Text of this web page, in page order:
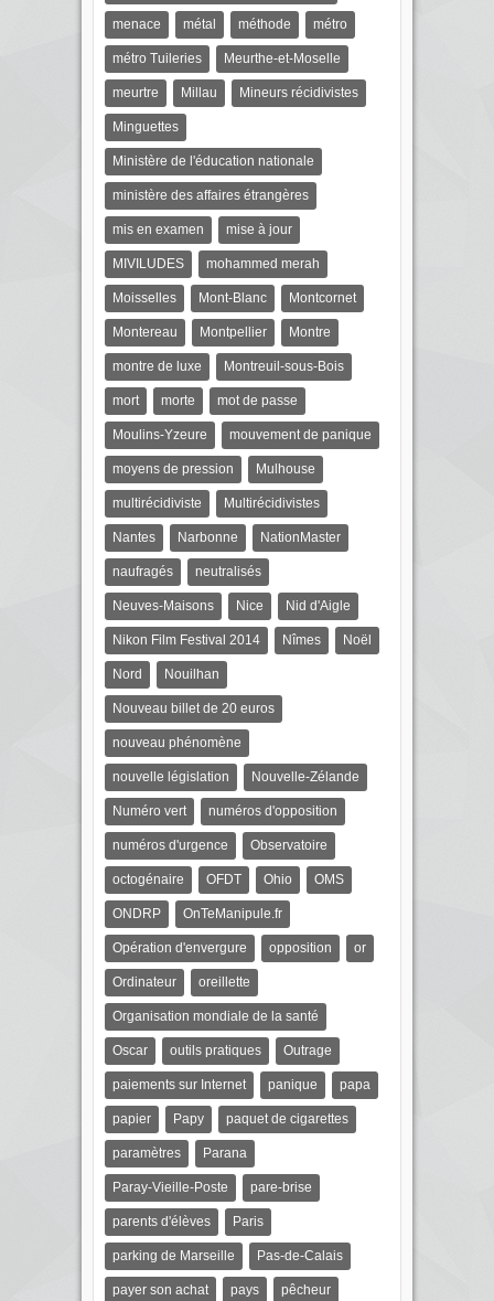
menace métal méthode métro
métro Tuileries Meurthe-et-Moselle
meurtre Millau Mineurs récidivistes
Minguettes
Ministère de l'éducation nationale
ministère des affaires étrangères
mis en examen mise à jour
MIVILUDES mohammed merah
Moisselles Mont-Blanc Montcornet
Montereau Montpellier Montre
montre de luxe Montreuil-sous-Bois
mort morte mot de passe
Moulins-Yzeure mouvement de panique
moyens de pression Mulhouse
multirécidiviste Multirécidivistes
Nantes Narbonne NationMaster
naufragés neutralisés
Neuves-Maisons Nice Nid d'Aigle
Nikon Film Festival 2014 Nîmes Noël
Nord Nouilhan
Nouveau billet de 20 euros
nouveau phénomène
nouvelle législation Nouvelle-Zélande
Numéro vert numéros d'opposition
numéros d'urgence Observatoire
octogénaire OFDT Ohio OMS
ONDRP OnTeManipule.fr
Opération d'envergure opposition or
Ordinateur oreillette
Organisation mondiale de la santé
Oscar outils pratiques Outrage
paiements sur Internet panique papa
papier Papy paquet de cigarettes
paramètres Parana
Paray-Vieille-Poste pare-brise
parents d'élèves Paris
parking de Marseille Pas-de-Calais
payer son achat pays pêcheur